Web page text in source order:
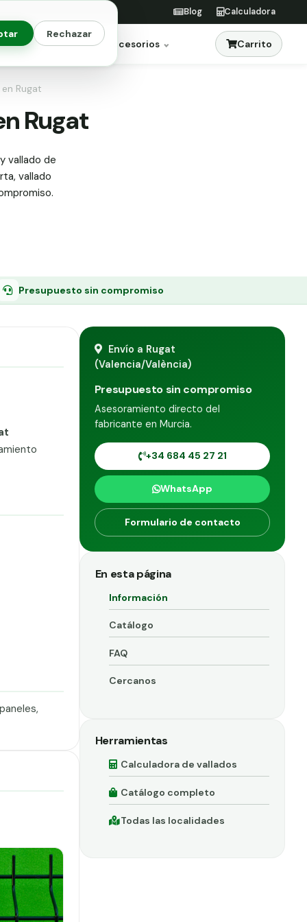
Rechazar
Blog Calculadora
Jardinería Accesorios Carrito
Rugat
Rugat
vallado de
vallado
Presupuesto sin compromiso
Envío a Rugat
(Valencia/València)
Presupuesto sin compromiso
Asesoramiento directo del
fabricante en Murcia.
+34 684 45 27 21
WhatsApp
Formulario de contacto
En esta página
Información
Catálogo
FAQ
Cercanos
Herramientas
Calculadora de vallados
Catálogo completo
Todas las localidades